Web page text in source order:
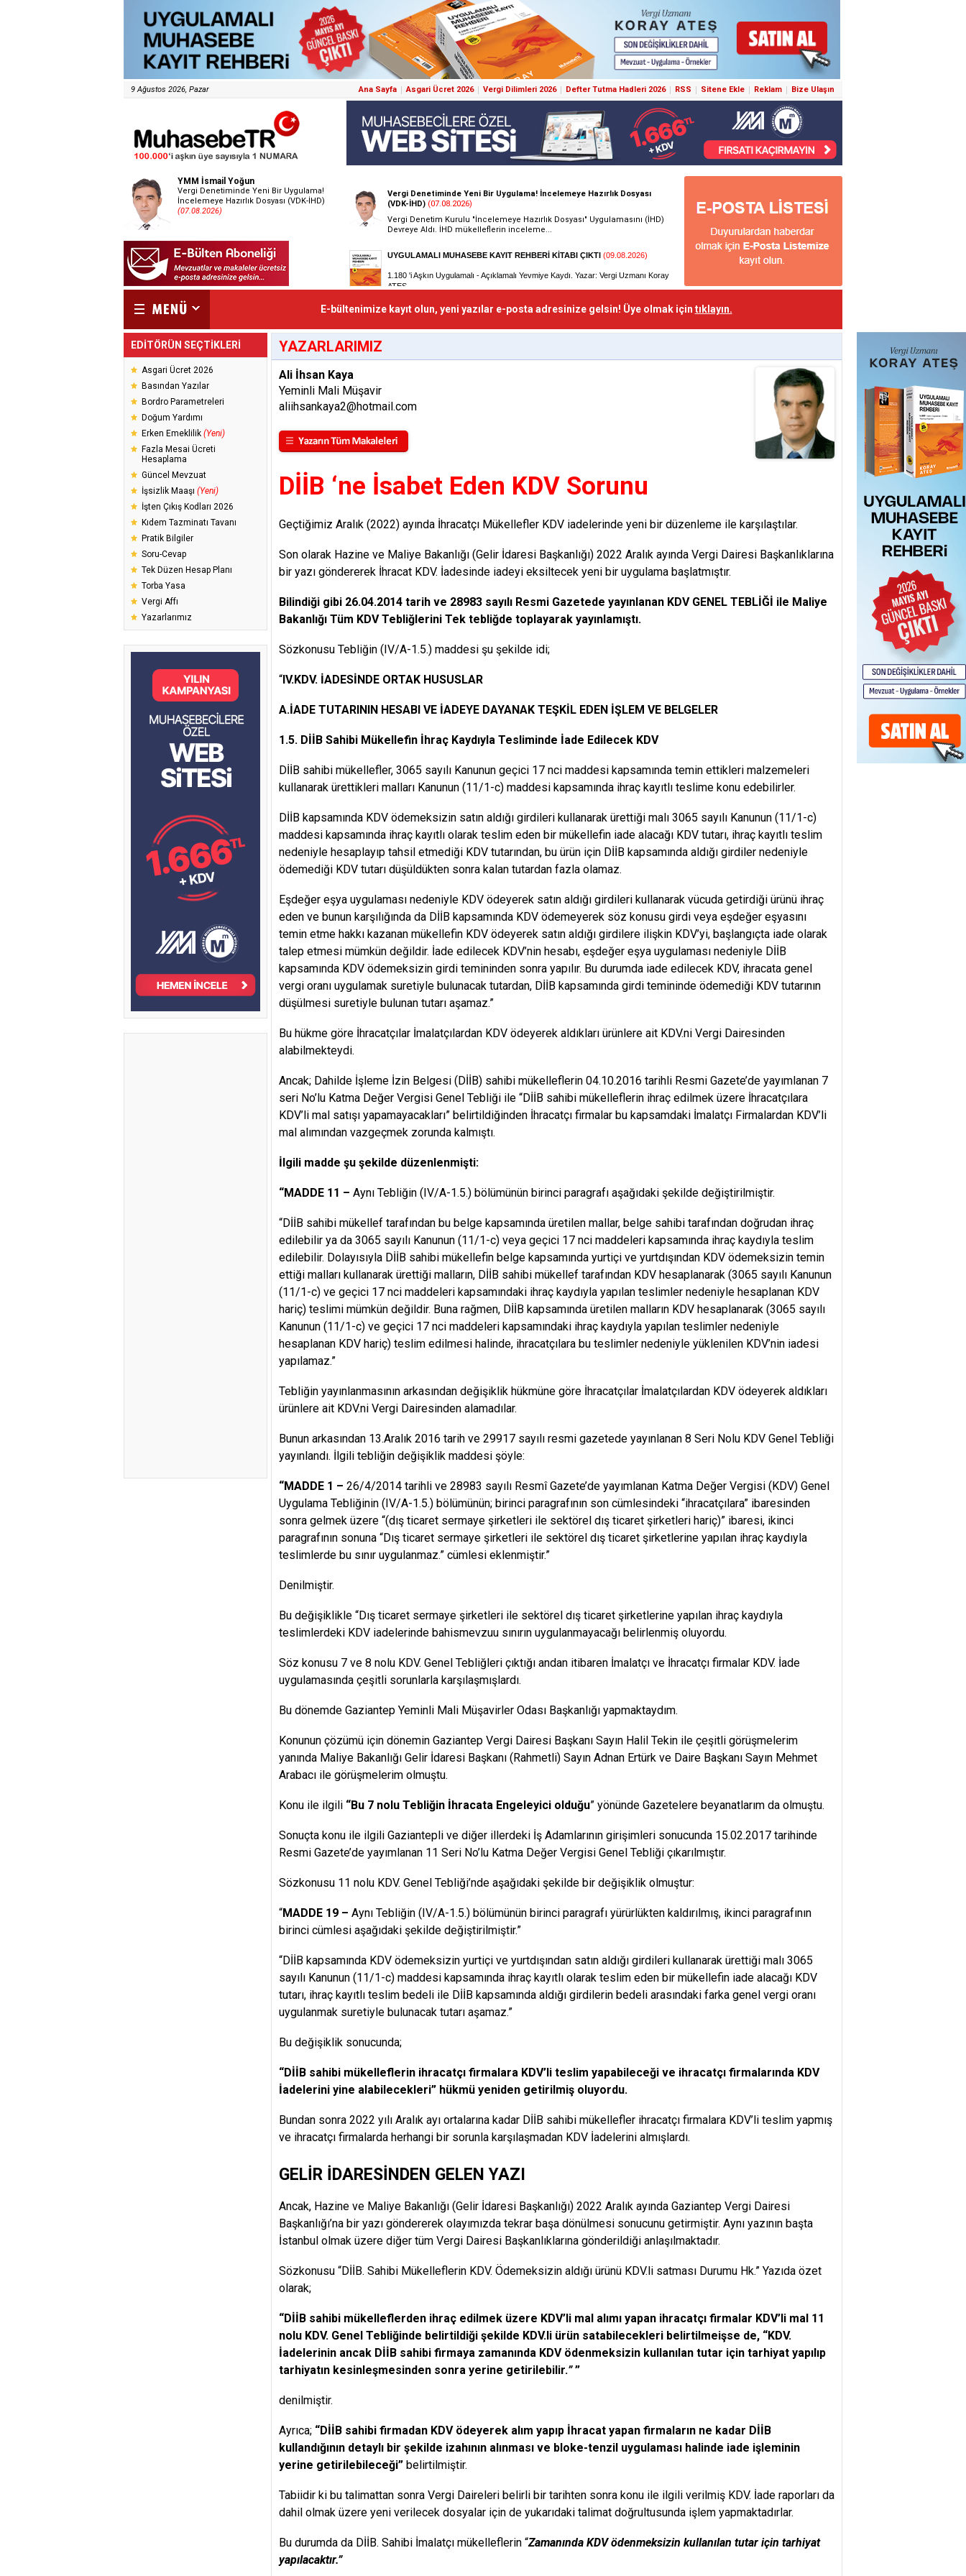
9 Ağustos 2026, Pazar Ana Sayfa Asgari Ücret 2026 Vergi Dilimleri 2026 Defter Tutma Hadleri 2026 RSS Sitene Ekle Reklam Bize Ulaşın
YMM İsmail Yoğun
Vergi Denetiminde Yeni Bir Uygulama!
İncelemeye Hazırlık Dosyası (VDK-İHD)
(07.08.2026)
E-bültenimize kayıt olun, yeni yazılar e-posta adresinize gelsin! Üye olmak için tıklayın.
EDİTÖRÜN SEÇTİKLERİ
Asgari Ücret 2026
Basından Yazılar
Bordro Parametreleri
Doğum Yardımı
Erken Emeklilik (Yeni)
Fazla Mesai Ücreti
Hesaplama
Güncel Mevzuat
İşsizlik Maaşı (Yeni)
İşten Çıkış Kodları 2026
Kıdem Tazminatı Tavanı
Pratik Bilgiler
Soru-Cevap
Tek Düzen Hesap Planı
Torba Yasa
Vergi Affı
Yazarlarımız
YAZARLARIMIZ
Ali İhsan Kaya
Yeminli Mali Müşavir
aliihsankaya2@hotmail.com
DİİB ‘ne İsabet Eden KDV Sorunu
Geçtiğimiz Aralık (2022) ayında İhracatçı Mükellefler KDV iadelerinde yeni bir düzenleme ile karşılaştılar.
Son olarak Hazine ve Maliye Bakanlığı (Gelir İdaresi Başkanlığı) 2022 Aralık ayında Vergi Dairesi Başkanlıklarına
bir yazı göndererek İhracat KDV. İadesinde iadeyi eksiltecek yeni bir uygulama başlatmıştır.
Bilindiği gibi 26.04.2014 tarih ve 28983 sayılı Resmi Gazetede yayınlanan KDV GENEL TEBLİĞİ ile Maliye
Bakanlığı Tüm KDV Tebliğlerini Tek tebliğde toplayarak yayınlamıştı.
Sözkonusu Tebliğin (IV/A-1.5.) maddesi şu şekilde idi;
“IV.KDV. İADESİNDE ORTAK HUSUSLAR
A.İADE TUTARININ HESABI VE İADEYE DAYANAK TEŞKİL EDEN İŞLEM VE BELGELER
1.5. DİİB Sahibi Mükellefin İhraç Kaydıyla Tesliminde İade Edilecek KDV
DİİB sahibi mükellefler, 3065 sayılı Kanunun geçici 17 nci maddesi kapsamında temin ettikleri malzemeleri
kullanarak ürettikleri malları Kanunun (11/1-c) maddesi kapsamında ihraç kayıtlı teslime konu edebilirler.
DİİB kapsamında KDV ödemeksizin satın aldığı girdileri kullanarak ürettiği malı 3065 sayılı Kanunun (11/1-c)
maddesi kapsamında ihraç kayıtlı olarak teslim eden bir mükellefin iade alacağı KDV tutarı, ihraç kayıtlı teslim
nedeniyle hesaplayıp tahsil etmediği KDV tutarından, bu ürün için DİİB kapsamında aldığı girdiler nedeniyle
ödemediği KDV tutarı düşüldükten sonra kalan tutardan fazla olamaz.
Eşdeğer eşya uygulaması nedeniyle KDV ödeyerek satın aldığı girdileri kullanarak vücuda getirdiği ürünü ihraç
eden ve bunun karşılığında da DİİB kapsamında KDV ödemeyerek söz konusu girdi veya eşdeğer eşyasını
temin etme hakkı kazanan mükellefin KDV ödeyerek satın aldığı girdilere ilişkin KDV’yi, başlangıçta iade olarak
talep etmesi mümkün değildir. İade edilecek KDV’nin hesabı, eşdeğer eşya uygulaması nedeniyle DİİB
kapsamında KDV ödemeksizin girdi temininden sonra yapılır. Bu durumda iade edilecek KDV, ihracata genel
vergi oranı uygulamak suretiyle bulunacak tutardan, DİİB kapsamında girdi temininde ödemediği KDV tutarının
düşülmesi suretiyle bulunan tutarı aşamaz.”
Bu hükme göre İhracatçılar İmalatçılardan KDV ödeyerek aldıkları ürünlere ait KDV.ni Vergi Dairesinden
alabilmekteydi.
Ancak; Dahilde İşleme İzin Belgesi (DİİB) sahibi mükelleflerin 04.10.2016 tarihli Resmi Gazete’de yayımlanan 7
seri No’lu Katma Değer Vergisi Genel Tebliği ile “DİİB sahibi mükelleflerin ihraç edilmek üzere İhracatçılara
KDV’li mal satışı yapamayacakları” belirtildiğinden İhracatçı firmalar bu kapsamdaki İmalatçı Firmalardan KDV’li
mal alımından vazgeçmek zorunda kalmıştı.
İlgili madde şu şekilde düzenlenmişti:
“MADDE 11 – Aynı Tebliğin (IV/A-1.5.) bölümünün birinci paragrafı aşağıdaki şekilde değiştirilmiştir.
“DİİB sahibi mükellef tarafından bu belge kapsamında üretilen mallar, belge sahibi tarafından doğrudan ihraç
edilebilir ya da 3065 sayılı Kanunun (11/1-c) veya geçici 17 nci maddeleri kapsamında ihraç kaydıyla teslim
edilebilir. Dolayısıyla DİİB sahibi mükellefin belge kapsamında yurtiçi ve yurtdışından KDV ödemeksizin temin
ettiği malları kullanarak ürettiği malların, DİİB sahibi mükellef tarafından KDV hesaplanarak (3065 sayılı Kanunun
(11/1-c) ve geçici 17 nci maddeleri kapsamındaki ihraç kaydıyla yapılan teslimler nedeniyle hesaplanan KDV
hariç) teslimi mümkün değildir. Buna rağmen, DİİB kapsamında üretilen malların KDV hesaplanarak (3065 sayılı
Kanunun (11/1-c) ve geçici 17 nci maddeleri kapsamındaki ihraç kaydıyla yapılan teslimler nedeniyle
hesaplanan KDV hariç) teslim edilmesi halinde, ihracatçılara bu teslimler nedeniyle yüklenilen KDV’nin iadesi
yapılamaz.”
Tebliğin yayınlanmasının arkasından değişiklik hükmüne göre İhracatçılar İmalatçılardan KDV ödeyerek aldıkları
ürünlere ait KDV.ni Vergi Dairesinden alamadılar.
Bunun arkasından 13.Aralık 2016 tarih ve 29917 sayılı resmi gazetede yayınlanan 8 Seri Nolu KDV Genel Tebliği
yayınlandı. İlgili tebliğin değişiklik maddesi şöyle:
“MADDE 1 – 26/4/2014 tarihli ve 28983 sayılı Resmî Gazete’de yayımlanan Katma Değer Vergisi (KDV) Genel
Uygulama Tebliğinin (IV/A-1.5.) bölümünün; birinci paragrafının son cümlesindeki “ihracatçılara” ibaresinden
sonra gelmek üzere “(dış ticaret sermaye şirketleri ile sektörel dış ticaret şirketleri hariç)” ibaresi, ikinci
paragrafının sonuna “Dış ticaret sermaye şirketleri ile sektörel dış ticaret şirketlerine yapılan ihraç kaydıyla
teslimlerde bu sınır uygulanmaz.” cümlesi eklenmiştir.”
Denilmiştir.
Bu değişiklikle “Dış ticaret sermaye şirketleri ile sektörel dış ticaret şirketlerine yapılan ihraç kaydıyla
teslimlerdeki KDV iadelerinde bahismevzuu sınırın uygulanmayacağı belirlenmiş oluyordu.
Söz konusu 7 ve 8 nolu KDV. Genel Tebliğleri çıktığı andan itibaren İmalatçı ve İhracatçı firmalar KDV. İade
uygulamasında çeşitli sorunlarla karşılaşmışlardı.
Bu dönemde Gaziantep Yeminli Mali Müşavirler Odası Başkanlığı yapmaktaydım.
Konunun çözümü için dönemin Gaziantep Vergi Dairesi Başkanı Sayın Halil Tekin ile çeşitli görüşmelerim
yanında Maliye Bakanlığı Gelir İdaresi Başkanı (Rahmetli) Sayın Adnan Ertürk ve Daire Başkanı Sayın Mehmet
Arabacı ile görüşmelerim olmuştu.
Konu ile ilgili “Bu 7 nolu Tebliğin İhracata Engeleyici olduğu” yönünde Gazetelere beyanatlarım da olmuştu.
Sonuçta konu ile ilgili Gaziantepli ve diğer illerdeki İş Adamlarının girişimleri sonucunda 15.02.2017 tarihinde
Resmi Gazete’de yayımlanan 11 Seri No’lu Katma Değer Vergisi Genel Tebliği çıkarılmıştır.
Sözkonusu 11 nolu KDV. Genel Tebliği’nde aşağıdaki şekilde bir değişiklik olmuştur:
“MADDE 19 – Aynı Tebliğin (IV/A-1.5.) bölümünün birinci paragrafı yürürlükten kaldırılmış, ikinci paragrafının
birinci cümlesi aşağıdaki şekilde değiştirilmiştir.”
“DİİB kapsamında KDV ödemeksizin yurtiçi ve yurtdışından satın aldığı girdileri kullanarak ürettiği malı 3065
sayılı Kanunun (11/1-c) maddesi kapsamında ihraç kayıtlı olarak teslim eden bir mükellefin iade alacağı KDV
tutarı, ihraç kayıtlı teslim bedeli ile DİİB kapsamında aldığı girdilerin bedeli arasındaki farka genel vergi oranı
uygulanmak suretiyle bulunacak tutarı aşamaz.”
Bu değişiklik sonucunda;
“DİİB sahibi mükelleflerin ihracatçı firmalara KDV’li teslim yapabileceği ve ihracatçı firmalarında KDV
İadelerini yine alabilecekleri” hükmü yeniden getirilmiş oluyordu.
Bundan sonra 2022 yılı Aralık ayı ortalarına kadar DİİB sahibi mükellefler ihracatçı firmalara KDV’li teslim yapmış
ve ihracatçı firmalarda herhangi bir sorunla karşılaşmadan KDV İadelerini almışlardı.
GELİR İDARESİNDEN GELEN YAZI
Ancak, Hazine ve Maliye Bakanlığı (Gelir İdaresi Başkanlığı) 2022 Aralık ayında Gaziantep Vergi Dairesi
Başkanlığı’na bir yazı göndererek olayımızda tekrar başa dönülmesi sonucunu getirmiştir. Aynı yazının başta
İstanbul olmak üzere diğer tüm Vergi Dairesi Başkanlıklarına gönderildiği anlaşılmaktadır.
Sözkonusu “DİİB. Sahibi Mükelleflerin KDV. Ödemeksizin aldığı ürünü KDV.li satması Durumu Hk.” Yazıda özet
olarak;
“DİİB sahibi mükelleflerden ihraç edilmek üzere KDV’li mal alımı yapan ihracatçı firmalar KDV’li mal 11
nolu KDV. Genel Tebliğinde belirtildiği şekilde KDV.li ürün satabilecekleri belirtilmeişse de, “KDV.
İadelerinin ancak DİİB sahibi firmaya zamanında KDV ödenmeksizin kullanılan tutar için tarhiyat yapılıp
tarhiyatın kesinleşmesinden sonra yerine getirilebilir.””
denilmiştir.
Ayrıca; “DİİB sahibi firmadan KDV ödeyerek alım yapıp İhracat yapan firmaların ne kadar DİİB
kullandığının detaylı bir şekilde izahının alınması ve bloke-tenzil uygulaması halinde iade işleminin
yerine getirilebileceği” belirtilmiştir.
Tabiidir ki bu talimattan sonra Vergi Daireleri belirli bir tarihten sonra konu ile ilgili verilmiş KDV. İade raporları da
dahil olmak üzere yeni verilecek dosyalar için de yukarıdaki talimat doğrultusunda işlem yapmaktadırlar.
Bu durumda da DİİB. Sahibi İmalatçı mükelleflerin “Zamanında KDV ödenmeksizin kullanılan tutar için tarhiyat
yapılacaktır.”